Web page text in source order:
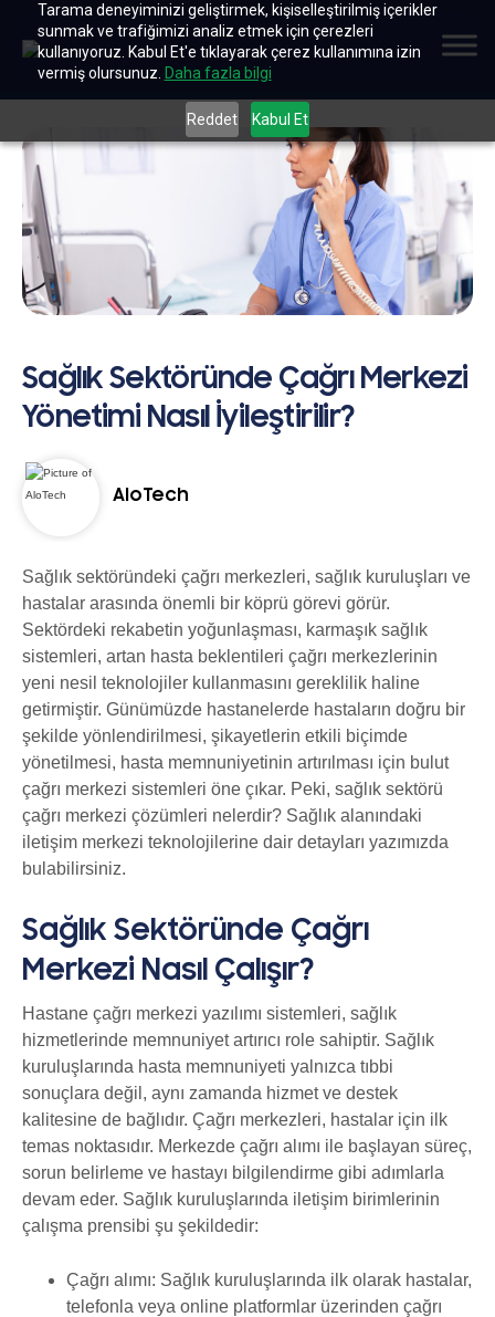
Tarama deneyiminizi geliştirmek, kişiselleştirilmiş içerikler
sunmak ve trafiğimizi analiz etmek için çerezleri
kullanıyoruz. Kabul Et'e tıklayarak çerez kullanımına izin
vermiş olursunuz. Daha fazla bilgi
Reddet Kabul Et
Sağlık Sektöründe Çağrı Merkezi
Yönetimi Nasıl İyileştirilir?
AloTech
Sağlık sektöründeki çağrı merkezleri, sağlık kuruluşları ve
hastalar arasında önemli bir köprü görevi görür.
Sektördeki rekabetin yoğunlaşması, karmaşık sağlık
sistemleri, artan hasta beklentileri çağrı merkezlerinin
yeni nesil teknolojiler kullanmasını gereklilik haline
getirmiştir. Günümüzde hastanelerde hastaların doğru bir
şekilde yönlendirilmesi, şikayetlerin etkili biçimde
yönetilmesi, hasta memnuniyetinin artırılması için bulut
çağrı merkezi sistemleri öne çıkar. Peki, sağlık sektörü
çağrı merkezi çözümleri nelerdir? Sağlık alanındaki
iletişim merkezi teknolojilerine dair detayları yazımızda
bulabilirsiniz.
Sağlık Sektöründe Çağrı
Merkezi Nasıl Çalışır?
Hastane çağrı merkezi yazılımı sistemleri, sağlık
hizmetlerinde memnuniyet artırıcı role sahiptir. Sağlık
kuruluşlarında hasta memnuniyeti yalnızca tıbbi
sonuçlara değil, aynı zamanda hizmet ve destek
kalitesine de bağlıdır. Çağrı merkezleri, hastalar için ilk
temas noktasıdır. Merkezde çağrı alımı ile başlayan süreç,
sorun belirleme ve hastayı bilgilendirme gibi adımlarla
devam eder. Sağlık kuruluşlarında iletişim birimlerinin
çalışma prensibi şu şekildedir:
Çağrı alımı: Sağlık kuruluşlarında ilk olarak hastalar,
telefonla veya online platformlar üzerinden çağrı